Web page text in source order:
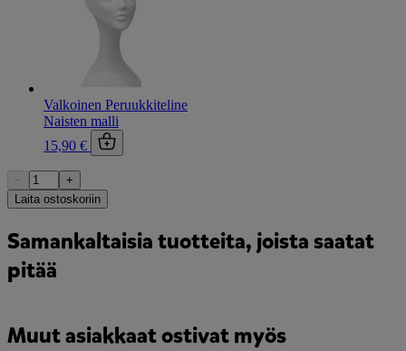
Valkoinen Peruukkiteline
Naisten malli
15,90 €
−
+
Laita ostoskoriin
Samankaltaisia tuotteita, joista saatat
pitää
Muut asiakkaat ostivat myös